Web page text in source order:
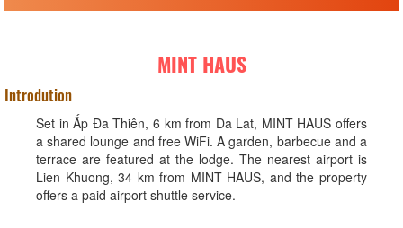
MINT HAUS
Introdution
Set in Ấp Ða Thiên, 6 km from Da Lat, MINT HAUS offers
a shared lounge and free WiFi. A garden, barbecue and a
terrace are featured at the lodge. The nearest airport is
Lien Khuong, 34 km from MINT HAUS, and the property
offers a paid airport shuttle service.